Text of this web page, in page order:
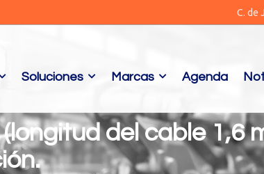
C. de
Soluciones Marcas Agenda
del cable 1,6